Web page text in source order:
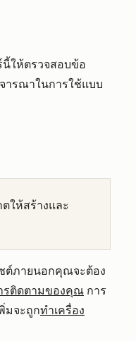
ให้ตรวจสอบข้อ
ารณาในการใช้แบบ
ให้สร้างและ
ต์ภายนอกคุณจะต้อง
รติดตามของคุณ การ
มจะถูกทำเครื่อง